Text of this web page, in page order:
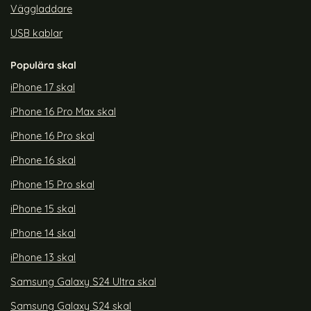
Väggladdare
USB kablar
Populära skal
iPhone 17 skal
iPhone 16 Pro Max skal
iPhone 16 Pro skal
iPhone 16 skal
iPhone 15 Pro skal
iPhone 15 skal
iPhone 14 skal
iPhone 13 skal
Samsung Galaxy S24 Ultra skal
Samsung Galaxy S24 skal